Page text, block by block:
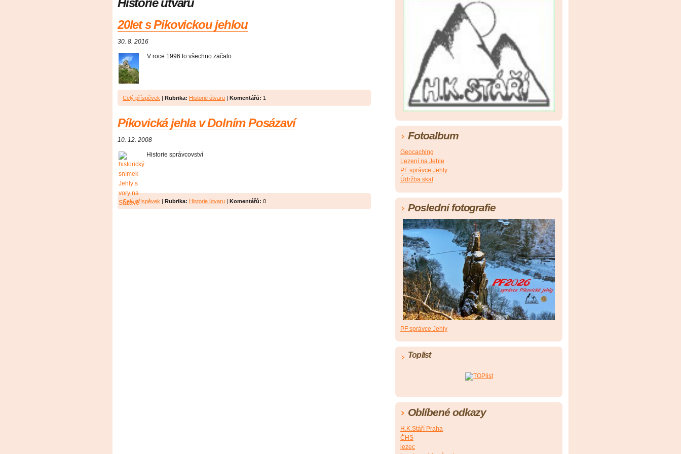
Historie útvaru
20let s Pikovickou jehlou
30. 8. 2016
V roce 1996 to všechno začalo
Celý příspěvek | Rubrika: Historie útvaru | Komentářů: 1
Píkovická jehla v Dolním Posázaví
10. 12. 2008
Historie správcovství
Celý příspěvek | Rubrika: Historie útvaru | Komentářů: 0
Fotoalbum
Geocaching
Lezení na Jehle
PF správce Jehly
Údržba skal
Poslední fotografie
PF správce Jehly
Toplist
Oblíbené odkazy
H.K.Stáří Praha
ČHS
lezec